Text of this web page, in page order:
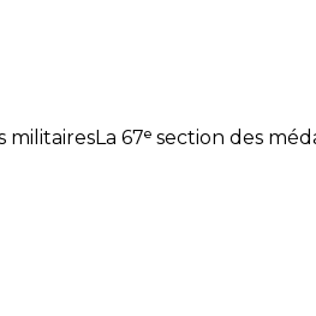
67ᵉ section des